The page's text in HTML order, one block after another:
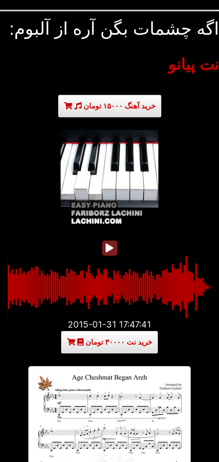
اگه چشمات بگن آره از آلبوم:
نت پیانو
خرید آهنگ ۱۵۰۰۰ تومان
2015-01-31 17:47:41
خرید نت ۳۰۰۰۰ تومان